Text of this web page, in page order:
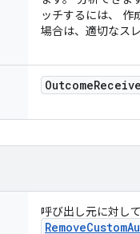
ッチするには、 作
場合は、適切なス
Outcome
呼び出し元に対し